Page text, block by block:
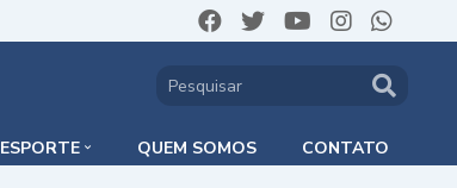
ESPORTE QUEM SOMOS CONTATO